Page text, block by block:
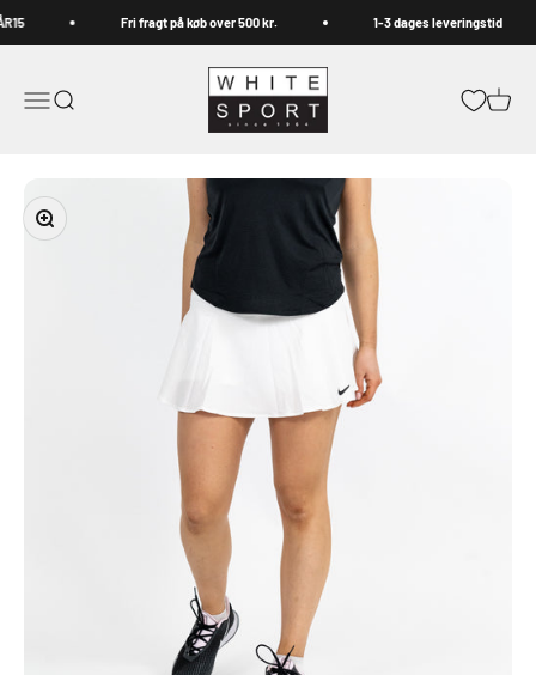
Spring til indhold
Fri fragt på køb over 500 kr. 1-3 dages leveringstid
Åbn navigationsmenu
Åbn søgefunktion
Whitesport.com
Åbn
Zoom